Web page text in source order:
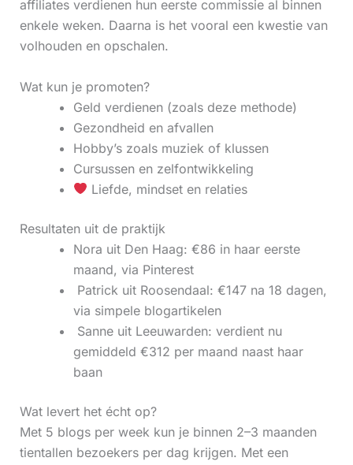
affiliates verdienen hun eerste commissie al binnen
enkele weken. Daarna is het vooral een kwestie van
volhouden en opschalen.
Wat kun je promoten?
Geld verdienen (zoals deze methode)
Gezondheid en afvallen
Hobby’s zoals muziek of klussen
Cursussen en zelfontwikkeling
Liefde, mindset en relaties
Resultaten uit de praktijk
Nora uit Den Haag: €86 in haar eerste
maand, via Pinterest
‍ Patrick uit Roosendaal: €147 na 18 dagen,
via simpele blogartikelen
‍ Sanne uit Leeuwarden: verdient nu
gemiddeld €312 per maand naast haar
baan
Wat levert het écht op?
Met 5 blogs per week kun je binnen 2–3 maanden
tientallen bezoekers per dag krijgen. Met een